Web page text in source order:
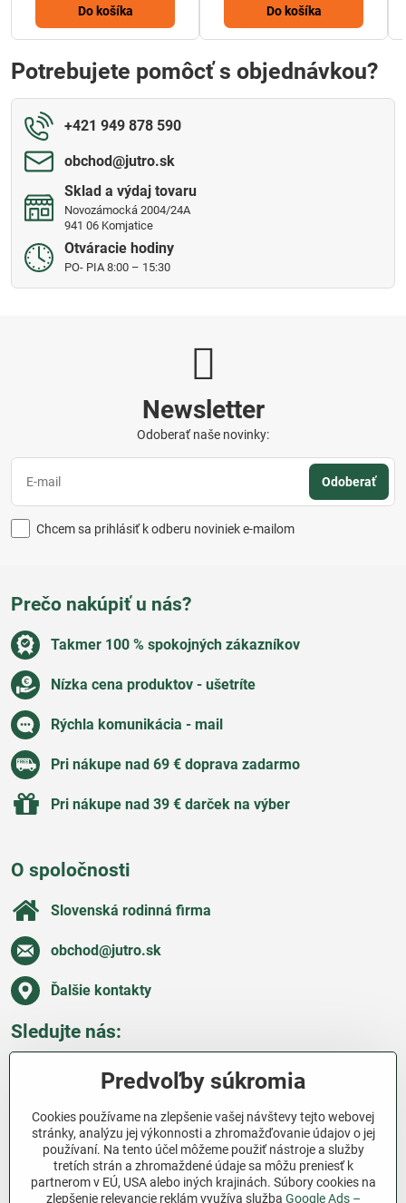
Do košíka Do košíka
Potrebujete pomôcť s objednávkou?
+421 949 878 590
obchod​@jutro​.sk
Sklad a výdaj tovaru
Novozámocká 2004/24A
941 06 Komjatice
Otváracie hodiny
PO- PIA 8:00 – 15:30
Newsletter
Odoberať naše novinky:
Odoberať
Chcem sa prihlásiť k odberu noviniek e-mailom
Prečo nakúpiť u nás?
Takmer 100 % spokojných zákazníkov
Nízka cena produktov - ušetríte
Rýchla komunikácia - mail
Pri nákupe nad 69 € doprava zadarmo
Pri nákupe nad 39 € darček na výber
O spoločnosti
Slovenská rodinná firma
obchod​@jutro​.sk
Ďalšie kontakty
Sledujte nás:
Všetko o nákupe
Ďakujeme za podporu
Sme slovenský e-shop bez dotácií​. Fungujeme len
Predvoľby súkromia
Cookies používame na zlepšenie vašej návštevy tejto webovej
stránky, analýzu jej výkonnosti a zhromažďovanie údajov o jej
používaní. Na tento účel môžeme použiť nástroje a služby
tretích strán a zhromaždené údaje sa môžu preniesť k
partnerom v EÚ, USA alebo iných krajinách. Súbory cookies na
zlepšenie relevancie reklám využíva služba Google Ads –